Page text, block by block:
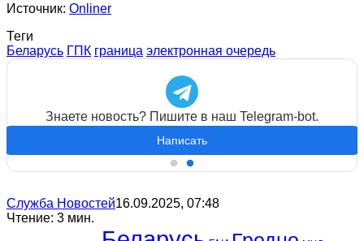
Источник: Onliner
Теги
Беларусь ГПК граница электронная очередь
Знаете новость? Пишите в наш Telegram-bot.
Написать
Служба Новостей16.09.2025, 07:48
Чтение: 3 мин.